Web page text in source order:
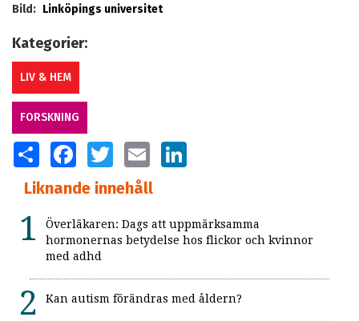
Bild: Linköpings universitet
Kategorier:
LIV & HEM
FORSKNING
SHARE FACEBOOKTWITTER EMAIL
Liknande innehåll
Överläkaren: Dags att uppmärksamma
hormonernas betydelse hos flickor och kvinnor
med adhd
Kan autism förändras med åldern?